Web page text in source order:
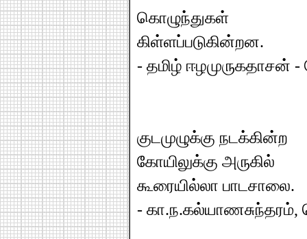
கொழுந்துகள்
கிள்ளப்படுகின்றன.
- தமிழ் ஈழமுருகதாசன் -
குடமுழுக்கு நடக்கின்ற
கோயிலுக்கு அருகில்
கூரையில்லா பாடசாலை.
- கா.ந.கல்யாணசுந்தரம்,